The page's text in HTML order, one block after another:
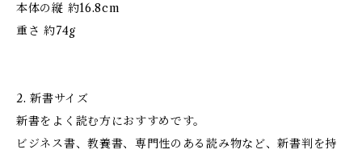
本体の縦 約16.8cm
重さ 約74g
2. 新書サイズ
新書をよく読む方におすすめです。
ビジネス書、教養書、専門性のある読み物など、新書判を持